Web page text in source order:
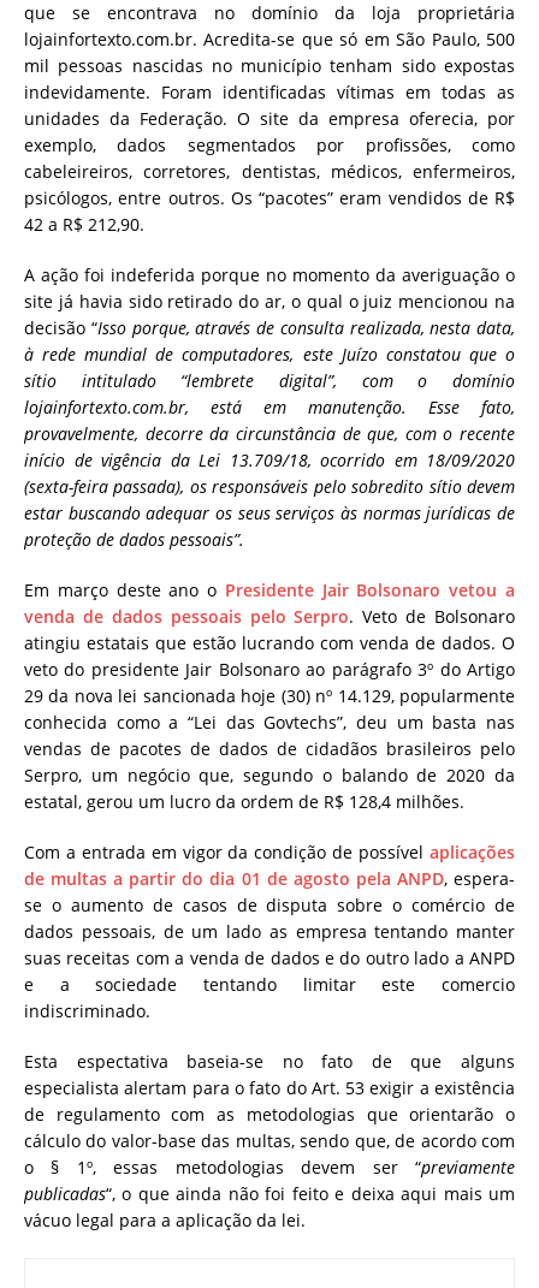
que se encontrava no domínio da loja proprietária
lojainfortexto.com.br. Acredita-se que só em São Paulo, 500
mil pessoas nascidas no município tenham sido expostas
indevidamente. Foram identificadas vítimas em todas as
unidades da Federação. O site da empresa oferecia, por
exemplo, dados segmentados por profissões, como
cabeleireiros, corretores, dentistas, médicos, enfermeiros,
psicólogos, entre outros. Os “pacotes” eram vendidos de R$
42 a R$ 212,90.
A ação foi indeferida porque no momento da averiguação o
site já havia sido retirado do ar, o qual o juiz mencionou na
decisão “Isso porque, através de consulta realizada, nesta data,
à rede mundial de computadores, este Juízo constatou que o
sítio intitulado “lembrete digital”, com o domínio
lojainfortexto.com.br, está em manutenção. Esse fato,
provavelmente, decorre da circunstância de que, com o recente
início de vigência da Lei 13.709/18, ocorrido em 18/09/2020
(sexta-feira passada), os responsáveis pelo sobredito sítio devem
estar buscando adequar os seus serviços às normas jurídicas de
proteção de dados pessoais”.
Em março deste ano o Presidente Jair Bolsonaro vetou a
venda de dados pessoais pelo Serpro. Veto de Bolsonaro
atingiu estatais que estão lucrando com venda de dados. O
veto do presidente Jair Bolsonaro ao parágrafo 3º do Artigo
29 da nova lei sancionada hoje (30) nº 14.129, popularmente
conhecida como a “Lei das Govtechs”, deu um basta nas
vendas de pacotes de dados de cidadãos brasileiros pelo
Serpro, um negócio que, segundo o balando de 2020 da
estatal, gerou um lucro da ordem de R$ 128,4 milhões.
Com a entrada em vigor da condição de possível aplicações
de multas a partir do dia 01 de agosto pela ANPD, espera-
se o aumento de casos de disputa sobre o comércio de
dados pessoais, de um lado as empresa tentando manter
suas receitas com a venda de dados e do outro lado a ANPD
e a sociedade tentando limitar este comercio
indiscriminado.
Esta espectativa baseia-se no fato de que alguns
especialista alertam para o fato do Art. 53 exigir a existência
de regulamento com as metodologias que orientarão o
cálculo do valor-base das multas, sendo que, de acordo com
o § 1º, essas metodologias devem ser “previamente
publicadas“, o que ainda não foi feito e deixa aqui mais um
vácuo legal para a aplicação da lei.